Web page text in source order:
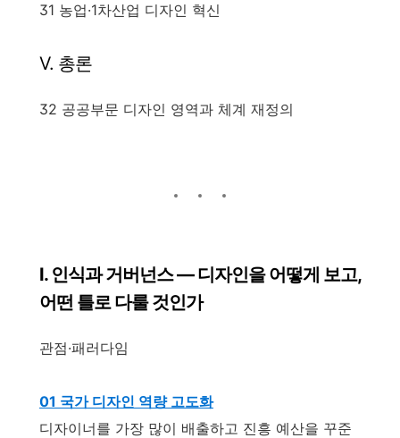
31 농업·1차산업 디자인 혁신
V. 총론
32 공공부문 디자인 영역과 체계 재정의
I. 인식과 거버넌스 — 디자인을 어떻게 보고,
어떤 틀로 다룰 것인가
관점·패러다임
01 국가 디자인 역량 고도화
디자이너를 가장 많이 배출하고 진흥 예산을 꾸준